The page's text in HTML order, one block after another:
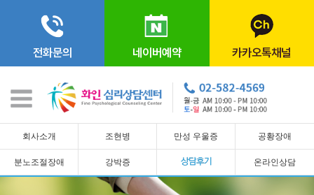
전화문의 네이버예약 카카오톡채널
회사소개 조현병 만성 우울증 공황장애
분노조절장애 강박증 온라인상담